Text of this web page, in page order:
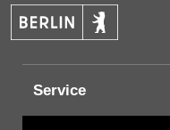
Service